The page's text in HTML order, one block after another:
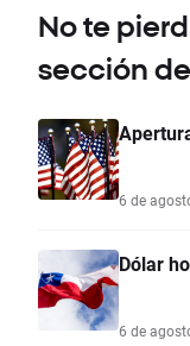
No te
sección
6 de
Dólar
6 de